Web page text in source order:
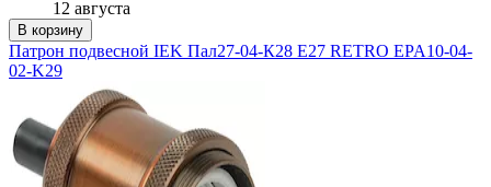
12 августа
В корзину
Патрон подвесной IEK Пал27-04-К28 E27 RETRO EPA10-04-
02-K29